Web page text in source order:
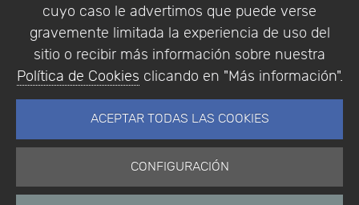
cuyo caso le advertimos que puede verse
gravemente limitada la experiencia de uso del
sitio o recibir más información sobre nuestra
Política de Cookies clicando en "Más información".
ACEPTAR TODAS LAS COOKIES
CONFIGURACIÓN
Empresa|Aviso Legal| Política de Privacidad |
Política de Cookies
© Copyright 1994 - 2026. Addlink Software
Científico, S.L.
Portugal.